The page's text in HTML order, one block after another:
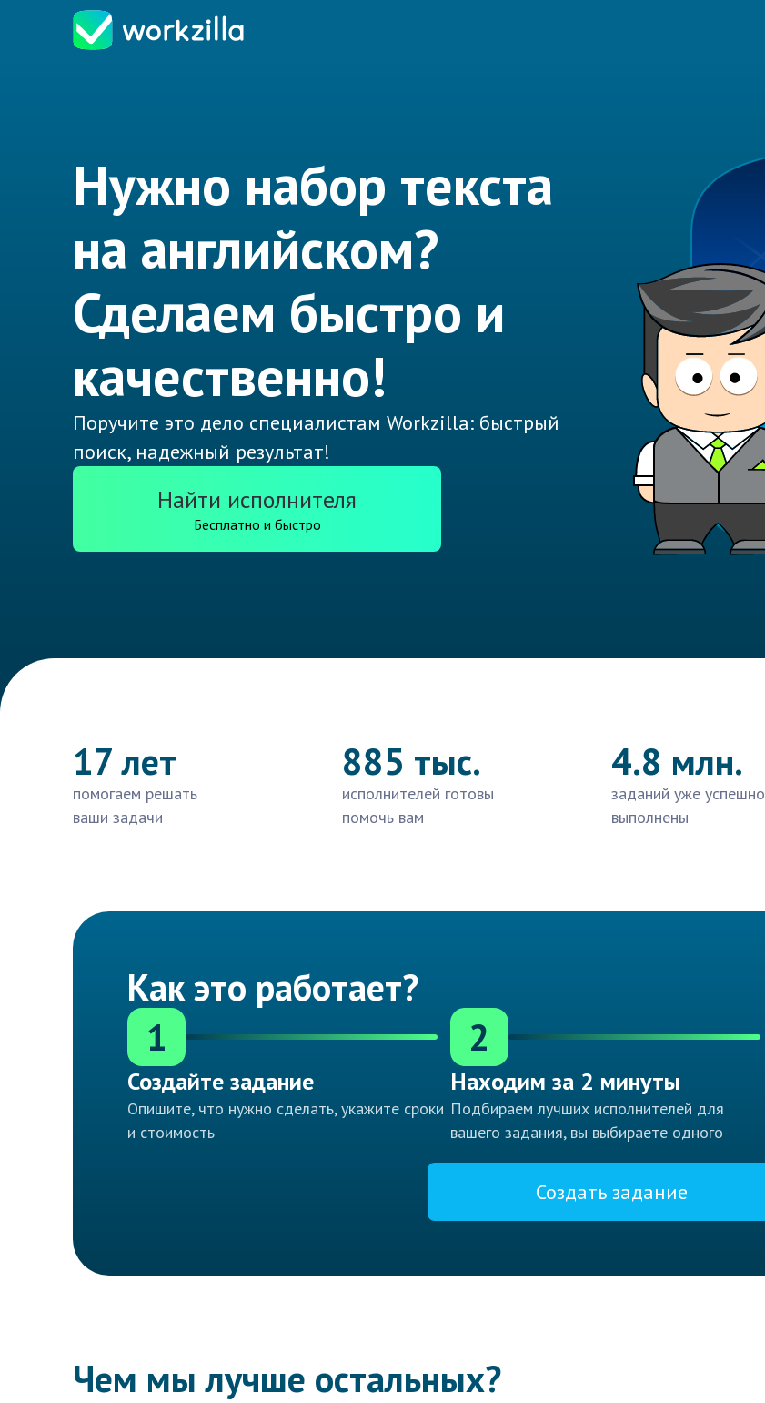
Нужно набор текста
на английском?
Сделаем быстро и
качественно!
Поручите это дело специалистам Workzilla: быстрый
поиск, надежный результат!
Найти исполнителя
Бесплатно и быстро
17 лет
помогаем решать
ваши задачи
885 тыс.
исполнителей готовы
помочь вам
4.8 млн.
заданий уже успешно
выполнены
Как это работает?
1
Создайте задание
Опишите, что нужно сделать, укажите сроки
и стоимость
2
Находим за 2 минуты
Подбираем лучших исполнителей для
вашего задания, вы выбираете одного
Создать задание
Чем мы лучше остальных?